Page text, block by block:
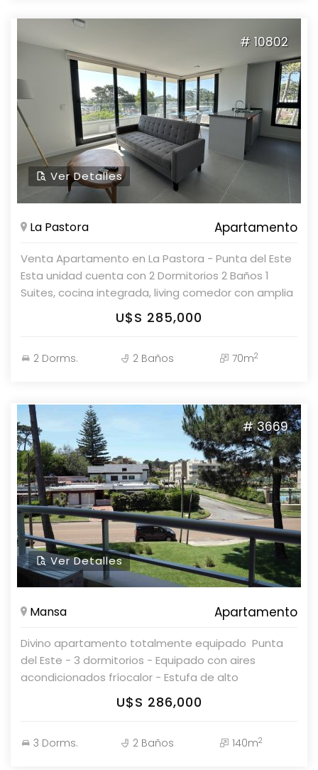
# 10802
Ver Detalles
La Pastora Apartamento
Venta Apartamento en La Pastora - Punta del Este
Esta unidad cuenta con 2 Dormitorios 2 Baños 1
Suites, cocina integrada, living comedor con amplia
terraza. Garaje en subsuelo. Edificio con amenities y
bajos gastos. Parolin & Asociados Propiedades
U$S 285,000
2 Dorms. 2 Baños 70m2
# 3669
Ver Detalles
Mansa Apartamento
Divino apartamento totalmente equipado  Punta
del Este - 3 dormitorios - Equipado con aires
acondicionados fríocalor - Estufa de alto
rendimiento El edificio ofrece - Piscina exterior -
Piscina interior climatizada - Parrilleros - Gimnasio -
todo el año Coordine una visita con nuestros
U$S 286,000
3 Dorms. 2 Baños 140m2